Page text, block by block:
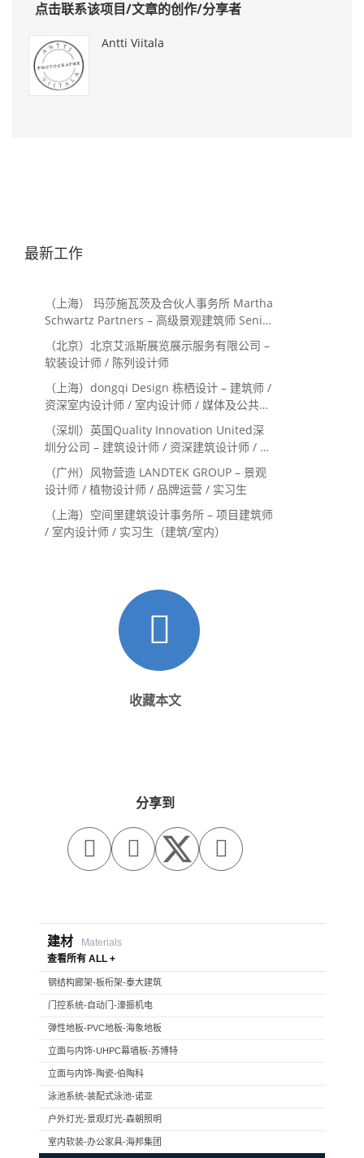
点击联系该项目/文章的创作/分享者
Antti Viitala
最新工作
（上海） 玛莎施瓦茨及合伙人事务所 Martha
Schwartz Partners – 高级景观建筑师 Senior
Landscape Designer / 景观建筑师
Landscape Designer
（北京）北京艾派斯展览展示服务有限公司 –
软装设计师 / 陈列设计师
（上海）dongqi Design 栋栖设计 – 建筑师 /
资深室内设计师 / 室内设计师 / 媒体及公共关
系主管 / 设计实习生（常年招聘）
（深圳）英国Quality Innovation United深
圳分公司 – 建筑设计师 / 资深建筑设计师 / 室
内设计师 / 设计实习生
（广州）风物营造 LANDTEK GROUP – 景观
设计师 / 植物设计师 / 品牌运营 / 实习生
（上海）空间里建筑设计事务所 – 项目建筑师
/ 室内设计师 / 实习生（建筑/室内）
收藏本文
分享到
  
建材
Materials
查看所有 ALL +
钢结构廊架-板桁架-泰大建筑
门控系统-自动门-濠振机电
弹性地板-PVC地板-海象地板
立面与内饰-UHPC幕墙板-苏博特
立面与内饰-陶瓷-伯陶科
泳池系统-装配式泳池-诺亚
户外灯光-景观灯光-森朝照明
室内软装-办公家具-海邦集团